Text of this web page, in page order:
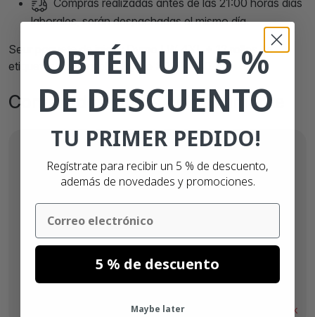
Compras realizadas antes de las 21:00 horas días
laborales, serán despachadas el mismo día.
Seur paquete de inicio: Dymo LW 4XL + 12 rollos de
etiquetas compatibles Dymo S0904980
Comprados juntos habitualmente
Desde
Sin stock
OBTÉN UN 5 %
DE DESCUENTO
TU PRIMER PEDIDO!
Regístrate para recibir un 5 % de descuento,
además de novedades y promociones.
Email
5 % de descuento
Maybe later